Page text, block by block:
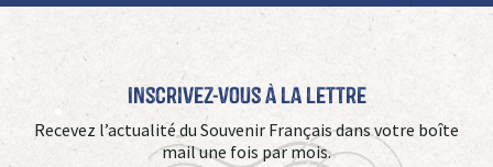
Inscrivez-vous à La Lettre
Recevez l’actualité du Souvenir Français dans votre boîte
mail une fois par mois.